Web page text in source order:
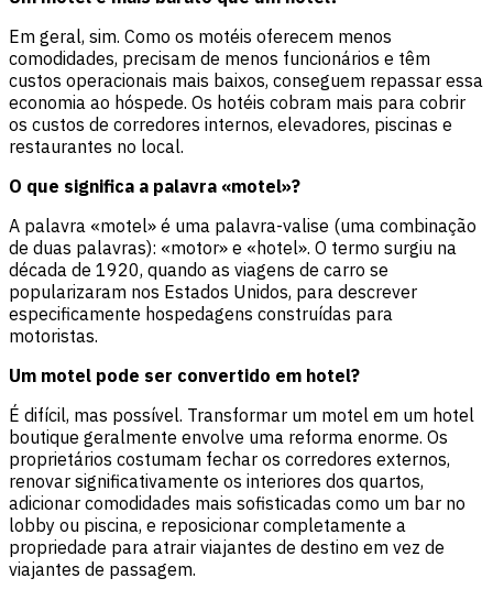
Em geral, sim. Como os motéis oferecem menos
comodidades, precisam de menos funcionários e têm
custos operacionais mais baixos, conseguem repassar essa
economia ao hóspede. Os hotéis cobram mais para cobrir
os custos de corredores internos, elevadores, piscinas e
restaurantes no local.
O que significa a palavra «motel»?
A palavra «motel» é uma palavra-valise (uma combinação
de duas palavras): «motor» e «hotel». O termo surgiu na
década de 1920, quando as viagens de carro se
popularizaram nos Estados Unidos, para descrever
especificamente hospedagens construídas para
motoristas.
Um motel pode ser convertido em hotel?
É difícil, mas possível. Transformar um motel em um hotel
boutique geralmente envolve uma reforma enorme. Os
proprietários costumam fechar os corredores externos,
renovar significativamente os interiores dos quartos,
adicionar comodidades mais sofisticadas como um bar no
lobby ou piscina, e reposicionar completamente a
propriedade para atrair viajantes de destino em vez de
viajantes de passagem.